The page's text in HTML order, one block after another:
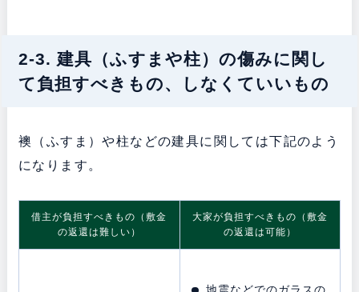
2-3. 建具（ふすまや柱）の傷みに関し
て負担すべきもの、しなくていいもの
襖（ふすま）や柱などの建具に関しては下記のよう
になります。
借主が負担すべきもの（敷金
の返還は難しい）
大家が負担すべきもの（敷金
の返還は可能）